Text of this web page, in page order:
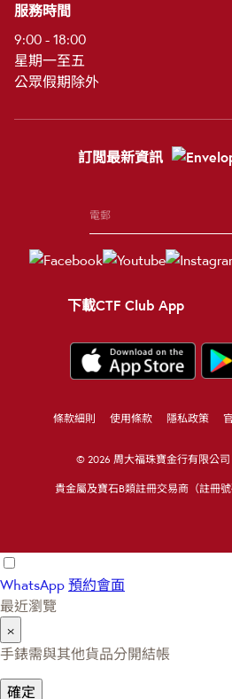
服務時間
9:00 - 18:00
星期一至五
公眾假期除外
訂閲最新資訊
下載CTF Club App
條款細則 使用條款 隱私政策
© 2026 周大福珠寶金行有限公
貴金屬及寶石B類註冊交易商（註冊號
WhatsApp 預約會面
最近瀏覽
×
手錶需與其他貨品分開結帳
確定